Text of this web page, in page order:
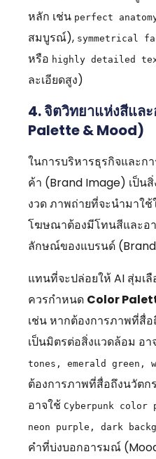
หลัก เช่น perfect
สมบูรณ์), symmetrical
หรือ highly detailed
ละเอียดสูง)
4. จิตวิทยาแห่งสีแล
Palette & Mood)
ในการบริหารธุรกิจและ
ค้า (Brand Image) เป็นสิ่
งวด ภาพถ่ายที่จะนำมาใ
โฆษณาต้องมีโทนสีและอ
ลักษณ์ของแบรนด์
แทนที่จะปล่อยให้ AI สุ่มเ
ควรกำหนด Color
เช่น หากต้องการภาพที่สื่
เป็นมิตรต่อสิ่งแวดล้อม อ
tones, emerald green,
ต้องการภาพที่สื่อถึงนวัตก
อาจใช้ Cyberpunk
neon purple, dark
คำที่บ่งบอกอารมณ์